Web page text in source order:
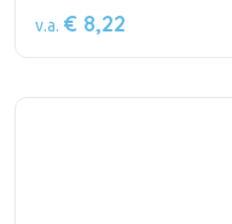
v.a. € 8,22